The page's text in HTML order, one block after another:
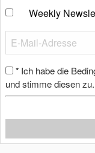
Weekly
* Ich habe die
und stimme diesen zu.